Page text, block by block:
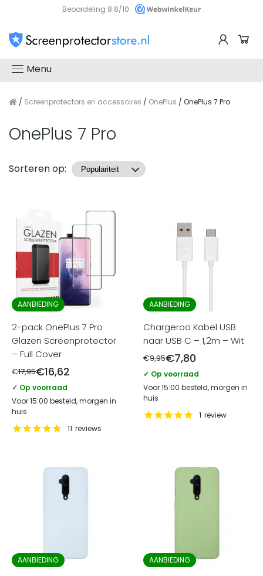
Beoordeling 8.8/10
Menu
/ Screenprotectors en accessoires / OnePlus / OnePlus 7 Pro
OnePlus 7 Pro
Producten
Sorteren op:
AANBIEDING
2-pack OnePlus 7 Pro
Glazen Screenprotector
– Full Cover
€17,95€16,62
✓ Op voorraad
Voor 15:00 besteld, morgen in
huis
11 reviews
AANBIEDING
Chargeroo Kabel USB
naar USB C – 1,2m – Wit
€9,95€7,80
✓ Op voorraad
Voor 15:00 besteld, morgen in
huis
1 review
AANBIEDING AANBIEDING